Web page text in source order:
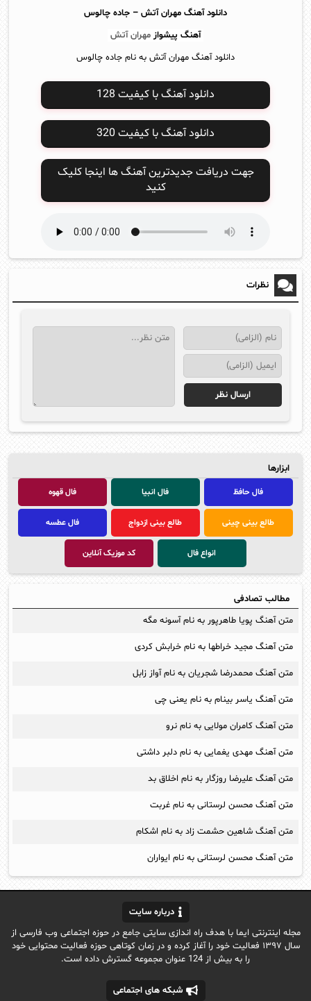
دانلود آهنگ مهران آتش – جاده چالوس
آهنگ پیشواز مهران آتش
دانلود آهنگ مهران آتش به نام جاده چالوس
دانلود آهنگ با کیفیت 128
دانلود آهنگ با کیفیت 320
جهت دریافت جدیدترین آهنگ ها اینجا کلیک
کنید
نظرات
ابزارها
فال حافظ فال انبیا فال قهوه
طالع بینی چینی طالع بینی ازدواج فال عطسه
انواع فال کد موزیک آنلاین
مطالب تصادفی
متن آهنگ پویا طاهرپور به نام آسونه مگه
متن آهنگ مجید خراطها به نام خرابش کردی
متن آهنگ محمدرضا شجریان به نام آواز زابل
متن آهنگ یاسر بینام به نام یعنی چی
متن آهنگ کامران مولایی به نام نرو
متن آهنگ مهدی یغمایی به نام دلبر داشتی
متن آهنگ علیرضا روزگار به نام اخلاق بد
متن آهنگ محسن لرستانی به نام غربت
متن آهنگ شاهین حشمت زاد به نام اشکام
متن آهنگ محسن لرستانی به نام ایواران
درباره سایت
مجله اینترنتی ایما با هدف راه اندازی سایتی جامع در حوزه اجتماعی وب فارسی از
سال ۱۳۹۷ فعالیت خود را آغاز کرده و در زمان کوتاهی حوزه فعالیت محتوایی خود
را به بیش از 124 عنوان مجموعه گسترش داده است.
شبکه های اجتماعی